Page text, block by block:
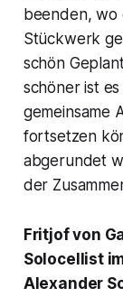
beenden, wo
Stückwerk
schön
schöner ist
gemeinsame
fortsetzen
abgerundet
der
Fritjof von
Solocellist
Alexander